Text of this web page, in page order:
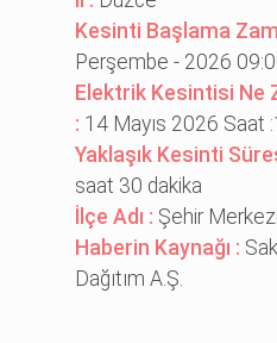
Kesinti Başlama
Perşembe - 2026
Elektrik Kesintisi Ne
: 14 Mayıs 2026 Saat
Yaklaşık Kesinti
saat 30 dakika
İlçe Adı : Şehir Merkezi
Haberin Kaynağı :
Dağıtım A.Ş.